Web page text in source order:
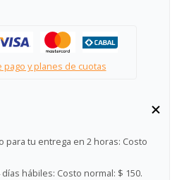
y planes de cuotas
para tu entrega en 2 horas: Costo
días hábiles: Costo normal: $ 150.